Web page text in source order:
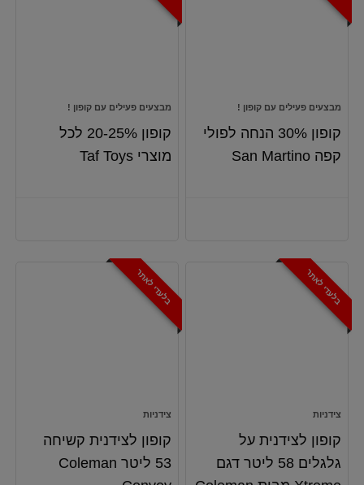
מבצעים פעילים עם קופון !
קופון 30% הנחה לפולי
קפה San Martino
מבצעים פעילים עם קופון !
קופון 20-25% לכל
מוצרי Taf Toys
בלעדי לאתר
צידניות
קופון לצידנית על
גלגלים 58 ליטר דגם
בלעדי לאתר
צידניות
קופון לצידנית קשיחה
53 ליטר Coleman